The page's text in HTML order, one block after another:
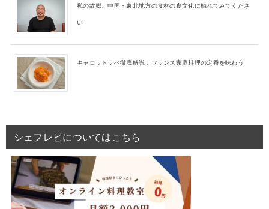
私の故郷、中国・東北地方の食材の食文化に触れてみてくださ
い
キャロットラペ徹底解説：フランス家庭料理の定番を味わう
シェフレピについてはこちら